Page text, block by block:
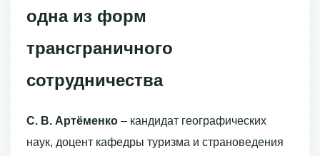
одна из форм
трансграничного
сотрудничества
С. В. Артёменко – кандидат географических
наук, доцент кафедры туризма и страноведения